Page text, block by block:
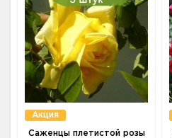
Акция
Саженцы плетистой розы